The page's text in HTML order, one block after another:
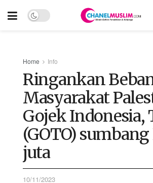
Home Info
Ringankan
Masyarakat
Gojek Indonesia,
(GOTO)
juta
10/11/2023